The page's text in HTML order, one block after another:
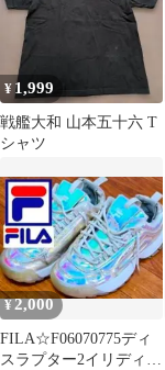
¥ 1,999
戦艦大和 山本五十六 T
シャツ
¥2,000
FILA☆F06070775ディ
スラプター2イリディセ